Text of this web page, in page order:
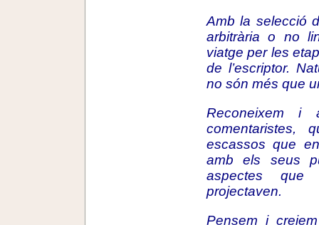
Amb la selecció
arbitrària o no
viatge per les
de l’escriptor.
no són més que
Reconeixem i
escassos que
amb els seus
aspectes
projectaven.
Pensem i